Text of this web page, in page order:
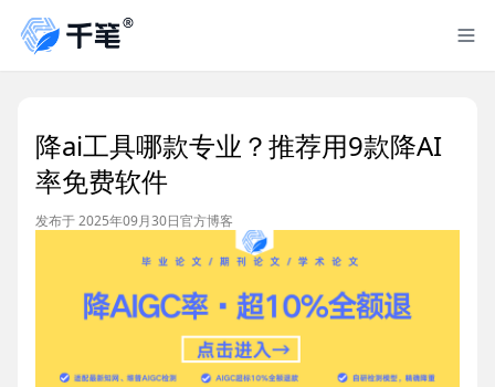
降ai工具哪款专业？推荐用9款降AI
率免费软件
发布于 2025年09月30日官方博客